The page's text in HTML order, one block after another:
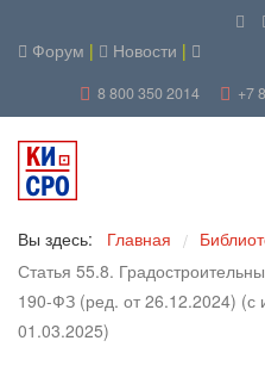
Форум | Новости |
8 800 350 2014 +7
Вы здесь: Главная /
Статья 55.8.
190-ФЗ (ред. от 26.12.2024) (с
01.03.2025)